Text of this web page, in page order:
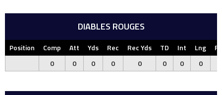
DIABLES ROUGES
Position Comp Att Yds Rec Rec Yds TD Int Lng
0
0 0 0 0 0 0 0